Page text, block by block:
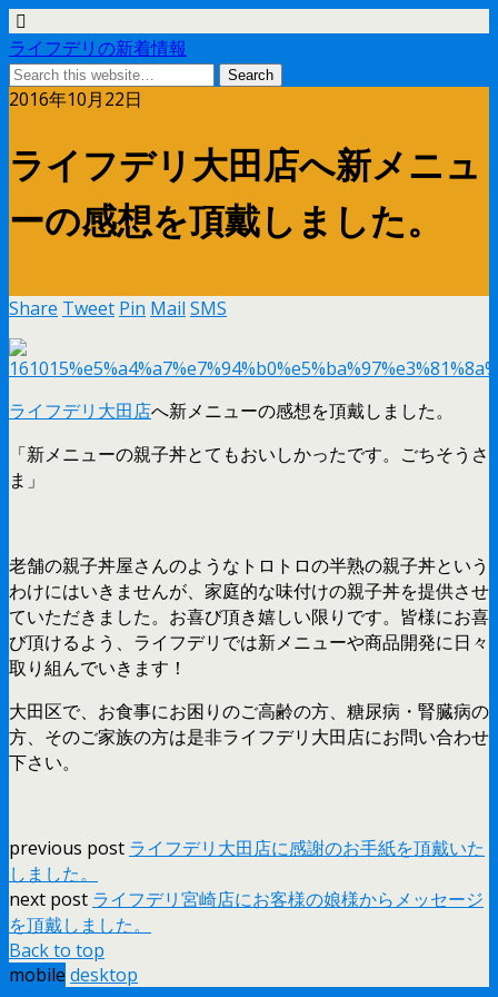
ライフデリの新着情報
2016年10月22日
ライフデリ大田店へ新メニュ
ーの感想を頂戴しました。
Share Tweet Pin Mail SMS
ライフデリ大田店へ新メニューの感想を頂戴しました。
「新メニューの親子丼とてもおいしかったです。ごちそうさ
ま」
老舗の親子丼屋さんのようなトロトロの半熟の親子丼という
わけにはいきませんが、家庭的な味付けの親子丼を提供させ
ていただきました。お喜び頂き嬉しい限りです。皆様にお喜
び頂けるよう、ライフデリでは新メニューや商品開発に日々
取り組んでいきます！
大田区で、お食事にお困りのご高齢の方、糖尿病・腎臓病の
方、そのご家族の方は是非ライフデリ大田店にお問い合わせ
下さい。
previous post ライフデリ大田店に感謝のお手紙を頂戴いた
しました。
next post ライフデリ宮崎店にお客様の娘様からメッセージ
を頂戴しました。
Back to top
mobile desktop